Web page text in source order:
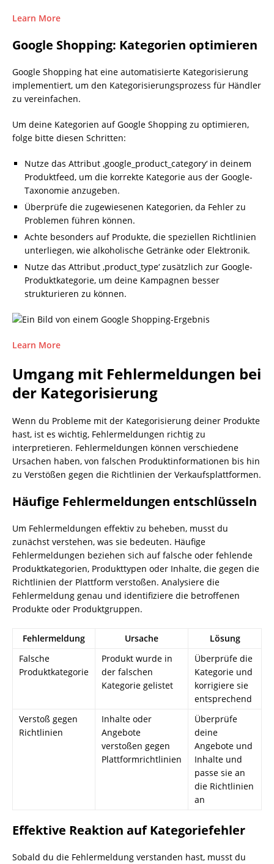
Learn More
Google Shopping: Kategorien optimieren
Google Shopping hat eine automatisierte Kategorisierung
implementiert, um den Kategorisierungsprozess für Händler
zu vereinfachen.
Um deine Kategorien auf Google Shopping zu optimieren,
folge bitte diesen Schritten:
Nutze das Attribut ‚google_product_category‘ in deinem
Produktfeed, um die korrekte Kategorie aus der Google-
Taxonomie anzugeben.
Überprüfe die zugewiesenen Kategorien, da Fehler zu
Problemen führen können.
Achte besonders auf Produkte, die speziellen Richtlinien
unterliegen, wie alkoholische Getränke oder Elektronik.
Nutze das Attribut ‚product_type‘ zusätzlich zur Google-
Produktkategorie, um deine Kampagnen besser
strukturieren zu können.
Learn More
Umgang mit Fehlermeldungen bei
der Kategorisierung
Wenn du Probleme mit der Kategorisierung deiner Produkte
hast, ist es wichtig, Fehlermeldungen richtig zu
interpretieren. Fehlermeldungen können verschiedene
Ursachen haben, von falschen Produktinformationen bis hin
zu Verstößen gegen die Richtlinien der Verkaufsplattformen.
Häufige Fehlermeldungen entschlüsseln
Um Fehlermeldungen effektiv zu beheben, musst du
zunächst verstehen, was sie bedeuten. Häufige
Fehlermeldungen beziehen sich auf falsche oder fehlende
Produktkategorien, Produkttypen oder Inhalte, die gegen die
Richtlinien der Plattform verstoßen. Analysiere die
Fehlermeldung genau und identifiziere die betroffenen
Produkte oder Produktgruppen.
Fehlermeldung Ursache
Lösung
Falsche
Produktkategorie
Produkt wurde in
der falschen
Kategorie gelistet
Überprüfe die
Kategorie und
korrigiere sie
entsprechend
Verstoß gegen
Richtlinien
Inhalte oder
Angebote
verstoßen gegen
Plattformrichtlinien
Überprüfe
deine
Angebote und
Inhalte und
passe sie an
die Richtlinien
an
Effektive Reaktion auf Kategoriefehler
Sobald du die Fehlermeldung verstanden hast, musst du